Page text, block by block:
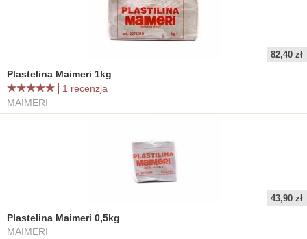
82,40 zł
Plastelina Maimeri 1kg
1 recenzja
MAIMERI
43,90 zł
Plastelina Maimeri 0,5kg
MAIMERI